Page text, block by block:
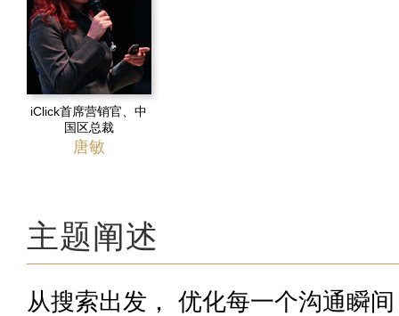
iClick首席营销官、中
国区总裁
唐敏
主题阐述
从搜索出发， 优化每一个沟通瞬